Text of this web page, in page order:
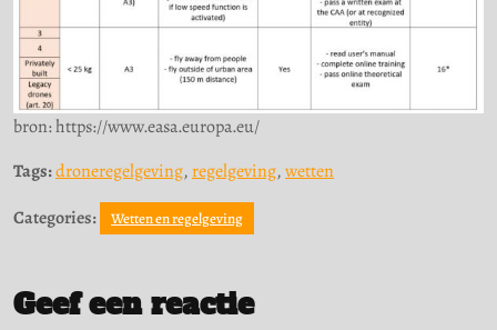
bron: https://www.easa.europa.eu/
Tags:droneregelgeving,regelgeving,wetten
Categories:
Wetten en regelgeving
Geef een reactie